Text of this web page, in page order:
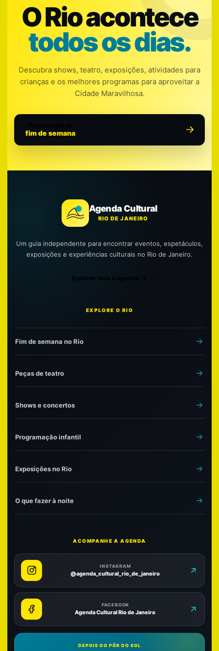
O Rio acontece
todos os dias.
Descubra shows, teatro, exposições, atividades para
crianças e os melhores programas para aproveitar a
Cidade Maravilhosa.
fim de semana
Agenda Cultural
RIO DE JANEIRO
Um guia independente para encontrar eventos, espetáculos,
exposições e experiências culturais no Rio de Janeiro.
Explorar toda a agenda
EXPLORE O RIO
Fim de semana no Rio
Peças de teatro
Shows e concertos
Programação infantil
Exposições no Rio
O que fazer à noite
ACOMPANHE A AGENDA
INSTAGRAM
@agenda_cultural_rio_de_janeiro
FACEBOOK
Agenda Cultural Rio de Janeiro
DEPOIS DO PÔR DO SOL